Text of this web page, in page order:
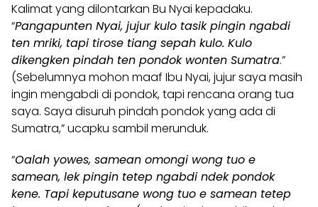
Kalimat yang dilontarkan Bu Nyai kepadaku.
“Pangapunten Nyai, jujur kulo tasik pingin ngabdi
ten mriki, tapi tirose tiang sepah kulo. Kulo
dikengken pindah ten pondok wonten Sumatra.”
(Sebelumnya mohon maaf Ibu Nyai, jujur saya masih
ingin mengabdi di pondok, tapi rencana orang tua
saya. Saya disuruh pindah pondok yang ada di
Sumatra,” ucapku sambil merunduk.
“Oalah yowes, samean omongi wong tuo e
samean, lek pingin tetep ngabdi ndek pondok
kene. Tapi keputusane wong tuo e samean tetep